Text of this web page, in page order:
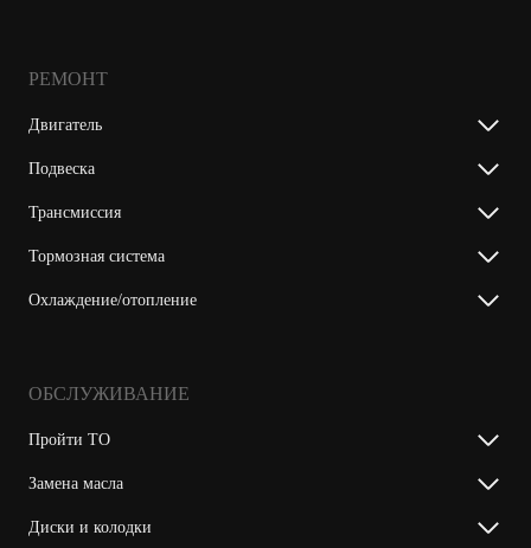
РЕМОНТ
Двигатель
Подвеска
Трансмиссия
Тормозная система
Охлаждение/отопление
ОБСЛУЖИВАНИЕ
Пройти ТО
Замена масла
Диски и колодки